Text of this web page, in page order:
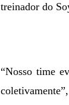
treinador do
“Nosso time